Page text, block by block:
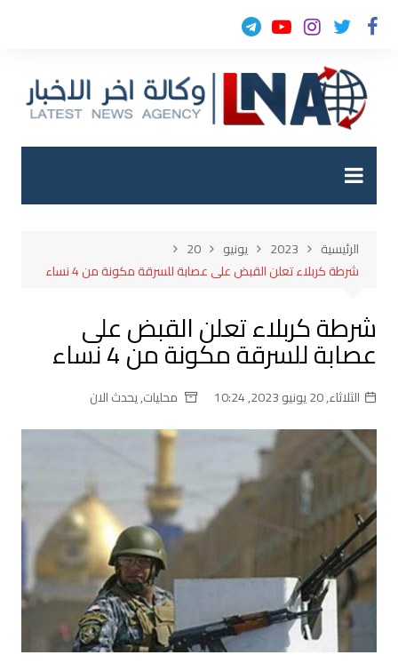
التجاوز
الرئيسية 2023 يونيو
20
شرطة كربلاء تعلن القبض على عصابة للسرقة مكونة من 4 نساء
شرطة كربلاء تعلن القبض على
عصابة للسرقة مكونة من 4 نساء
الثلاثاء, 20 يونيو 2023, 10:24 محليات,يحدث الان